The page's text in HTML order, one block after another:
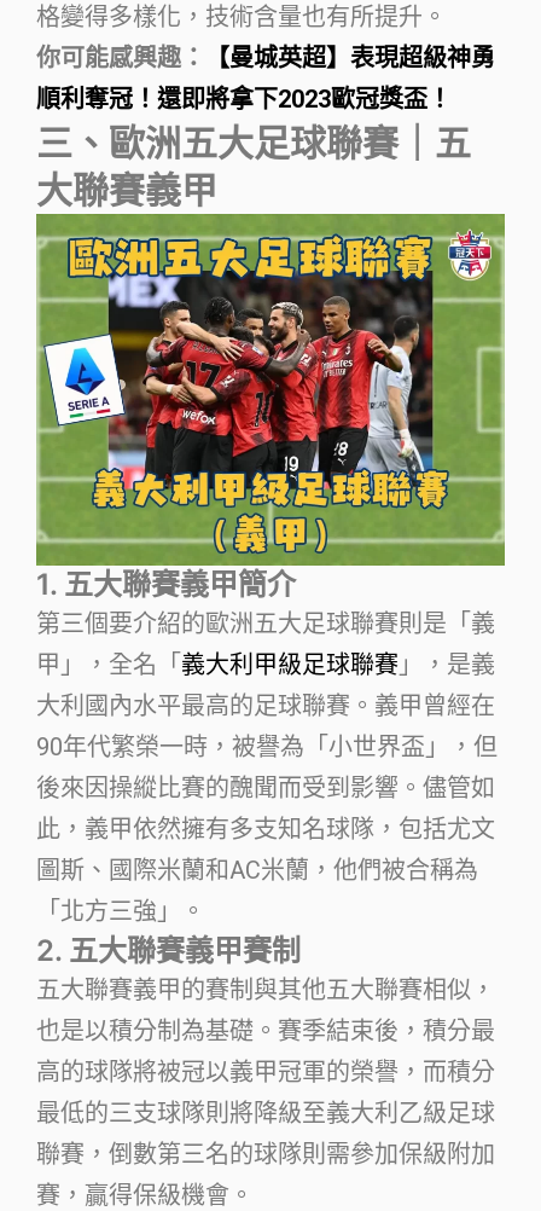
格變得多樣化，技術含量也有所提升。
你可能感興趣：
【曼城英超】表現超級神勇
順利奪冠！還即將拿下2023歐冠獎盃！
三、歐洲五大足球聯賽｜五
大聯賽義甲
1. 五大聯賽義甲簡介
第三個要介紹的歐洲五大足球聯賽則是「義
甲」，全名「 義大利甲級足球聯賽 」，是義
大利國內水平最高的足球聯賽。義甲曾經在
90年代繁榮一時，被譽為「小世界盃」，但
後來因操縱比賽的醜聞而受到影響。儘管如
此，義甲依然擁有多支知名球隊，包括尤文
圖斯、國際米蘭和AC米蘭，他們被合稱為
「北方三強」。
2. 五大聯賽義甲賽制
五大聯賽義甲的賽制與其他五大聯賽相似，
也是以積分制為基礎。賽季結束後，積分最
高的球隊將被冠以義甲冠軍的榮譽，而積分
最低的三支球隊則將降級至義大利乙級足球
聯賽，倒數第三名的球隊則需參加保級附加
賽，贏得保級機會。